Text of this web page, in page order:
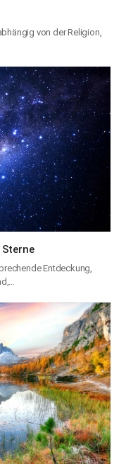
von der Religion,
Entdeckung,